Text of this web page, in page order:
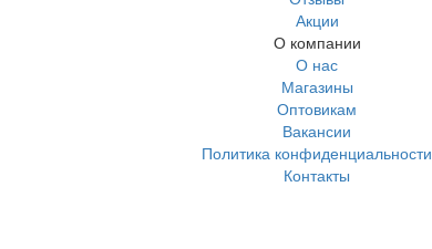
Акции
О компании
О нас
Магазины
Оптовикам
Вакансии
Политика конфиденциальности
Контакты